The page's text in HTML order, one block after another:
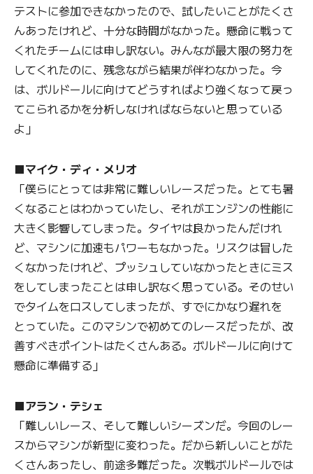
テストに参加できなかったので、試したいことがたくさ
んあったけれど、十分な時間がなかった。懸命に戦って
くれたチームには申し訳ない。みんなが最大限の努力を
してくれたのに、残念ながら結果が伴わなかった。今
は、ボルドールに向けてどうすればより強くなって戻っ
てこられるかを分析しなければならないと思っている
よ」
■マイク・ディ・メリオ
「僕らにとっては非常に難しいレースだった。とても暑
くなることはわかっていたし、それがエンジンの性能に
大きく影響してしまった。タイヤは良かったんだけれ
ど、マシンに加速もパワーもなかった。リスクは冒した
くなかったけれど、プッシュしていなかったときにミス
をしてしまったことは申し訳なく思っている。そのせい
でタイムをロスしてしまったが、すでにかなり遅れを
とっていた。このマシンで初めてのレースだったが、改
善すべきポイントはたくさんある。ボルドールに向けて
懸命に準備する」
■アラン・テシェ
「難しいレース、そして難しいシーズンだ。今回のレー
スからマシンが新型に変わった。だから新しいことがた
くさんあったし、前途多難だった。次戦ボルドールでは